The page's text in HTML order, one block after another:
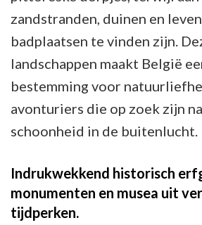
zandstranden, duinen en
badplaatsen te vinden zijn.
landschappen maakt België
bestemming voor
avonturiers die op zoek zijn
schoonheid in de buitenlucht.
Indrukwekkend historisch
monumenten en musea uit
tijdperken.